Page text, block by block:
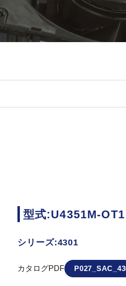
型式:U4351M-OT1
シリーズ:4301
カタログPDF